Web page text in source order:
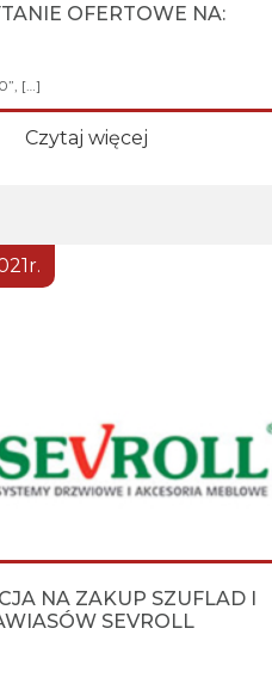
OFERTOWE NA:
projektu „Budowa hali
[…]
Czytaj więcej
NA ZAKUP SZUFLAD I
SEVROLL
dobry początek weekendu
marki SevrollPrzy zakupie